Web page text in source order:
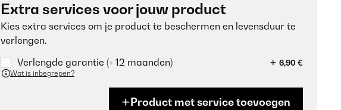
Extra services voor jouw product
Kies extra services om je product te beschermen en levensduur te
verlengen.
Verlengde garantie (+ 12 maanden)
6,90 €
Wat is inbegrepen?
Product met service toevoegen